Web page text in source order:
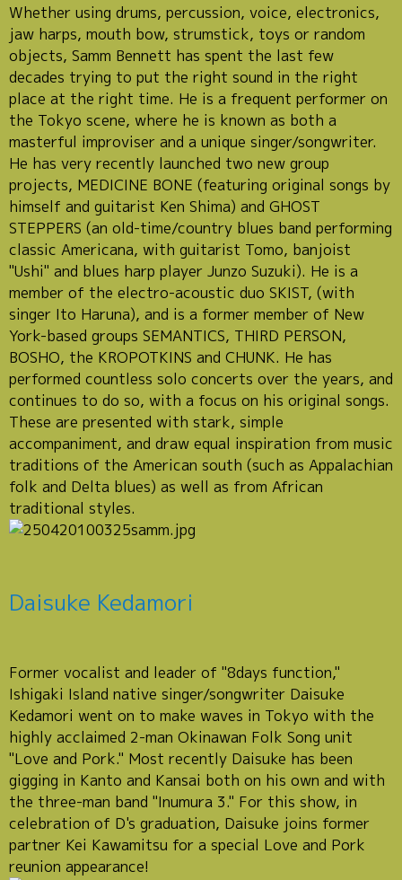
Whether using drums, percussion, voice, electronics,
jaw harps, mouth bow, strumstick, toys or random
objects, Samm Bennett has spent the last few
decades trying to put the right sound in the right
place at the right time. He is a frequent performer on
the Tokyo scene, where he is known as both a
masterful improviser and a unique singer/songwriter.
He has very recently launched two new group
projects, MEDICINE BONE (featuring original songs by
himself and guitarist Ken Shima) and GHOST
STEPPERS (an old-time/country blues band performing
classic Americana, with guitarist Tomo, banjoist
"Ushi" and blues harp player Junzo Suzuki). He is a
member of the electro-acoustic duo SKIST, (with
singer Ito Haruna), and is a former member of New
York-based groups SEMANTICS, THIRD PERSON,
BOSHO, the KROPOTKINS and CHUNK. He has
performed countless solo concerts over the years, and
continues to do so, with a focus on his original songs.
These are presented with stark, simple
accompaniment, and draw equal inspiration from music
traditions of the American south (such as Appalachian
folk and Delta blues) as well as from African
traditional styles.
Daisuke Kedamori
Former vocalist and leader of "8days function,"
Ishigaki Island native singer/songwriter Daisuke
Kedamori went on to make waves in Tokyo with the
highly acclaimed 2-man Okinawan Folk Song unit
"Love and Pork." Most recently Daisuke has been
gigging in Kanto and Kansai both on his own and with
the three-man band "Inumura 3." For this show, in
celebration of D's graduation, Daisuke joins former
partner Kei Kawamitsu for a special Love and Pork
reunion appearance!